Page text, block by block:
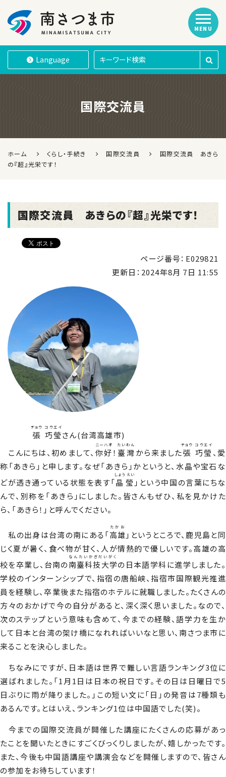
南さつま市
Language
MENU
国際交流員
ホーム くらし・手続き 国際交流員
国際交流員 あきら
の『超』光栄です！
国際交流員 あきらの『超』光栄です！
ページ番号：E029821
更新日： 2024年8月 7日 11:55
張
チョウ
巧瑩
コウエイ
さん(台湾高雄市)
こんにちは、初めまして、 你好
ニーハオ
！ 臺灣
たいわん
から来ました張
チョウ
巧瑩
コウエイ
、愛
称「あきら」と申します。なぜ「あきら」かというと、水晶や宝石な
どが透き通っている状態を表す「晶瑩
しょうえい
」という中国の言葉にちな
んで、別称を「あきら」にしました。皆さんもぜひ、私を見かけた
ら、「あきら！」と呼んでください。
私の出身は台湾の南にある「高雄
たかお
」というところで、鹿児島と同
じく夏が暑く、食べ物が甘く、人が情熱的で優しいです。高雄の高
校を卒業し、台南の南臺科技大学
なんたいかぎだいがく
の日本語学科に進学しました。
学校のインターンシップで、指宿の唐船峡、指宿市国際観光推進
員を経験し、卒業後また指宿のホテルに就職しました。たくさんの
方々のおかげで今の自分があると、深く深く思いました。なので、
次のステップという意味も含めて、今までの経験、語学力を生か
して日本と台湾の架け橋になれればいいなと思い、南さつま市に
来ることを決心しました。
ちなみにですが、日本語は世界で難しい言語ランキング3位に
選ばれました。「1月1日は日本の祝日です。その日は日曜日で5
日ぶりに雨が降りました。」この短い文に「日」の発音は7種類も
あるんです。とはいえ、ランキング1位は中国語でした(笑)。
今までの国際交流員が開催した講座にたくさんの応募があっ
たことを聞いたときにすごくびっくりしましたが、嬉しかったです。
また、今後も中国語講座や講演会などを開催しますので、皆さん
の参加をお待ちしています！